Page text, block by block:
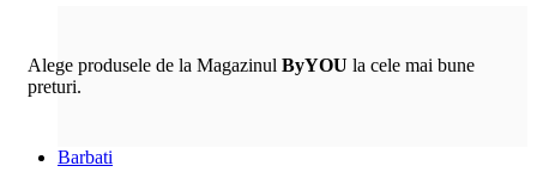
Alege produsele de la Magazinul ByYOU la cele mai bune
preturi.
Barbati